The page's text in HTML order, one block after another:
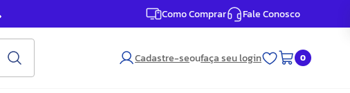
Como Comprar Fale Conosco
Cadastre-seoufaça seu login 0